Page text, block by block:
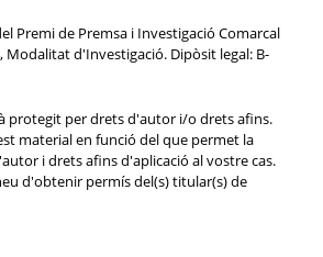
Premi de Premsa i Investigació Comarcal
Modalitat d'Investigació. Dipòsit legal: B-
protegit per drets d'autor i/o drets afins.
material en funció del que permet la
i drets afins d'aplicació al vostre cas.
d'obtenir permís del(s) titular(s) de